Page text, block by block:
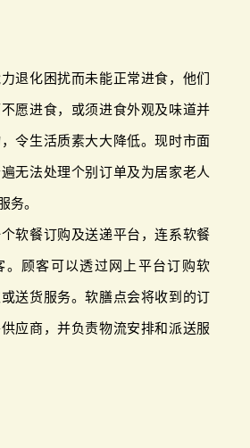
退化困扰而未能正常进食，他们
愿进食，或须进食外观及味道并
令生活质素大大降低。现时市面
无法处理个别订单及为居家老人
务。
软餐订购及送递平台，连系软餐
。顾客可以透过网上平台订购软
送货服务。软膳点会将收到的订
应商，并负责物流安排和派送服